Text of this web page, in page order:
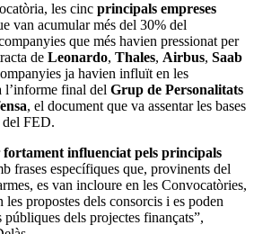
les cinc principals empreses
van acumular més del 30% del
que més havien pressionat per
de Leonardo, Thales, Airbus, Saab
ja havien influït en les
l’informe final del Grup de Personalitats
, el document que va assentar les bases
del FED.
fortament influenciat pels principals
frases específiques que, provinents del
es van incloure en les Convocatòries,
les propostes dels consorcis i es poden
dels projectes finançats”,